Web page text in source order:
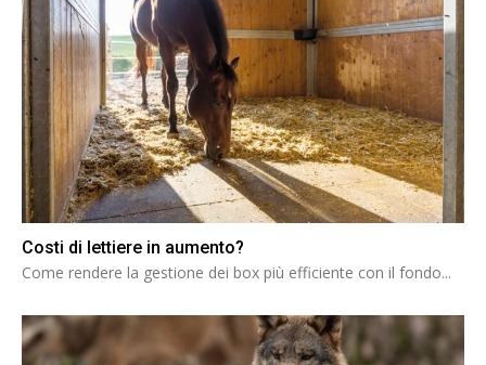
Costi di lettiere in aumento?
Come rendere la gestione dei box più efficiente con il fondo...